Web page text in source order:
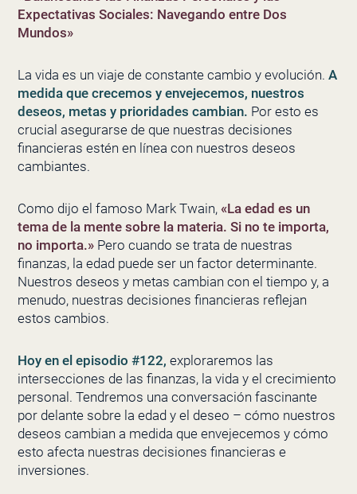
Expectativas Sociales: Navegando entre Dos
Mundos»
La vida es un viaje de constante cambio y evolución. A
medida que crecemos y envejecemos, nuestros
deseos, metas y prioridades cambian. Por esto es
crucial asegurarse de que nuestras decisiones
financieras estén en línea con nuestros deseos
cambiantes.
Como dijo el famoso Mark Twain, «La edad es un
tema de la mente sobre la materia. Si no te importa,
no importa.» Pero cuando se trata de nuestras
finanzas, la edad puede ser un factor determinante.
Nuestros deseos y metas cambian con el tiempo y, a
menudo, nuestras decisiones financieras reflejan
estos cambios.
Hoy en el episodio #122, exploraremos las
intersecciones de las finanzas, la vida y el crecimiento
personal. Tendremos una conversación fascinante
por delante sobre la edad y el deseo – cómo nuestros
deseos cambian a medida que envejecemos y cómo
esto afecta nuestras decisiones financieras e
inversiones.